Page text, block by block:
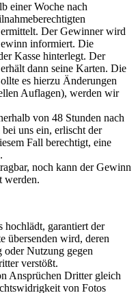
einer Woche nach
Der Gewinner wird
informiert. Die
Kasse hinterlegt. Der
dann seine Karten. Die
es hierzu Änderungen
Auflagen), werden wir
von 48 Stunden nach
uns ein, erlischt der
Fall berechtigt, eine
noch kann der Gewinn
werden.
hochlädt, garantiert der
übersenden wird, deren
Nutzung gegen
verstößt.
Ansprüchen Dritter gleich
von Fotos